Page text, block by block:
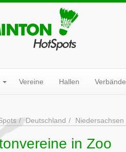
Vereine Hallen Verbände
Deutschland Niedersachsen
in Zoo